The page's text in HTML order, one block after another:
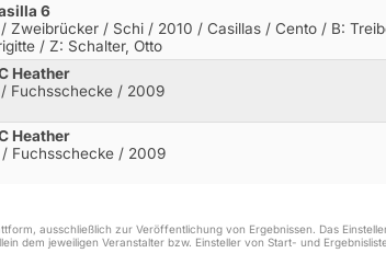
6
/ Zweibrücker / Schi / 2010 / Casillas / Cento/ B:
/ Z: Schalter, Otto
Heather
/ Fuchsschecke / 2009
Heather
/ Fuchsschecke / 2009
ausschließlich zur Veröffentlichung von Ergebnissen. Das
dem jeweiligen Veranstalter bzw. Einsteller von Start- und